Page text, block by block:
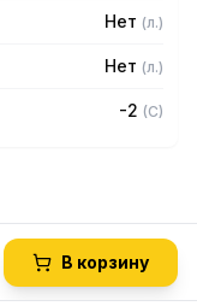
Нет (л.)
Нет (л.)
-2 (C)
В корзину